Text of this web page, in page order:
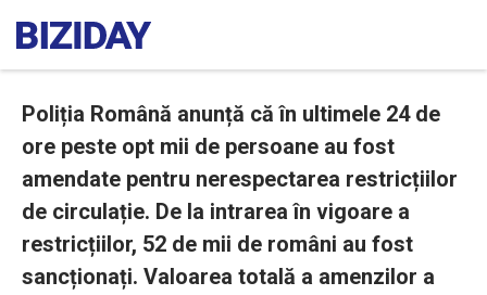
Poliția Română anunță că în ultimele 24 de
ore peste opt mii de persoane au fost
amendate pentru nerespectarea restricțiilor
de circulație. De la intrarea în vigoare a
restricțiilor, 52 de mii de români au fost
sancționați. Valoarea totală a amenzilor a